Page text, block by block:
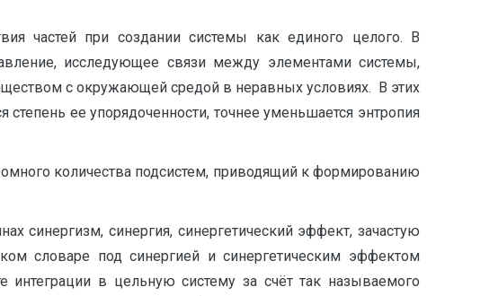
частей при создании системы как единого целого. В
исследующее связи между элементами системы,
с окружающей средой в неравных условиях. В этих
степень ее упорядоченности, точнее уменьшается энтропия
количества подсистем, приводящий к формированию
синергизм, синергия, синергетический эффект, зачастую
словаре под синергией и синергетическим эффектом
интеграции в цельную систему за счёт так называемого